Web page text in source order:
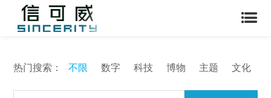
热门搜索： 不限 数字 科技 博物 主题 文化